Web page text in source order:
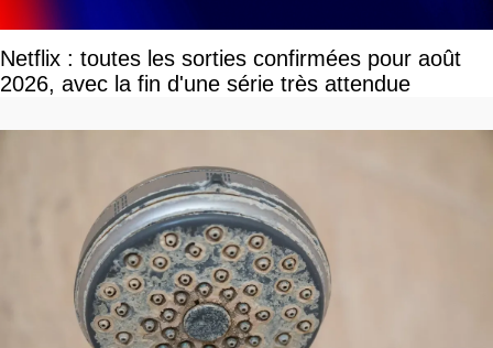
Netflix : toutes les sorties confirmées pour août
2026, avec la fin d'une série très attendue